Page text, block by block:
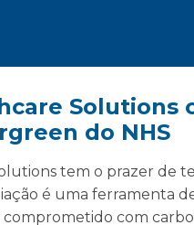
Solutions
do NHS
tem o prazer de
é uma ferramenta
com